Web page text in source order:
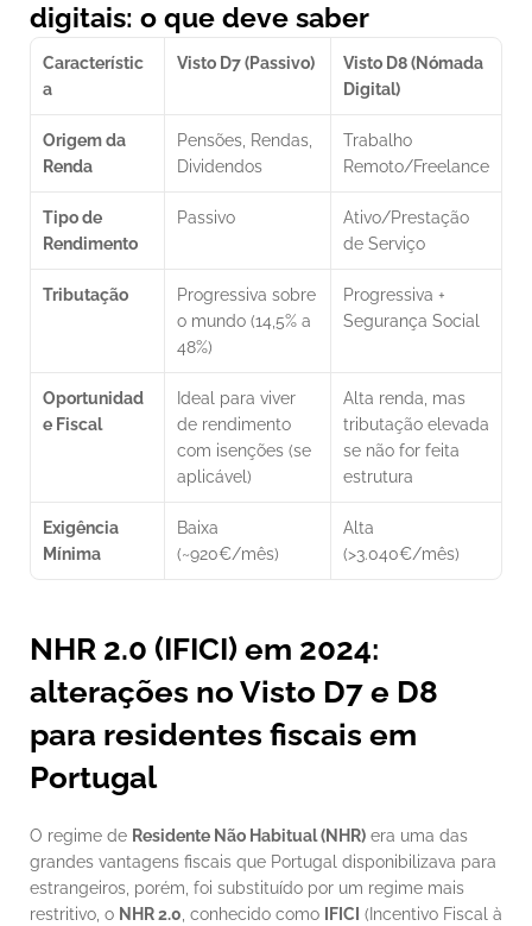
digitais: o que deve saber
Característic
a
Visto D7 (Passivo)
Visto D8 (Nómada
Digital)
Origem da
Renda
Pensões, Rendas,
Dividendos
Trabalho
Remoto/Freelance
Tipo de
Rendimento
Passivo
Ativo/Prestação
de Serviço
Tributação
Progressiva sobre
o mundo (14,5% a
48%)
Progressiva +
Segurança Social
Oportunidad
e Fiscal
Ideal para viver
de rendimento
com isenções (se
aplicável)
Alta renda, mas
tributação elevada
se não for feita
estrutura
Exigência
Mínima
Baixa
(~920€/mês)
Alta
(>3.040€/mês)
NHR 2.0 (IFICI) em 2024:
alterações no Visto D7 e D8
para residentes fiscais em
Portugal
O regime de Residente Não Habitual (NHR) era uma das
grandes vantagens fiscais que Portugal disponibilizava para
estrangeiros, porém, foi substituído por um regime mais
restritivo, o NHR 2.0 , conhecido como IFICI (Incentivo Fiscal à